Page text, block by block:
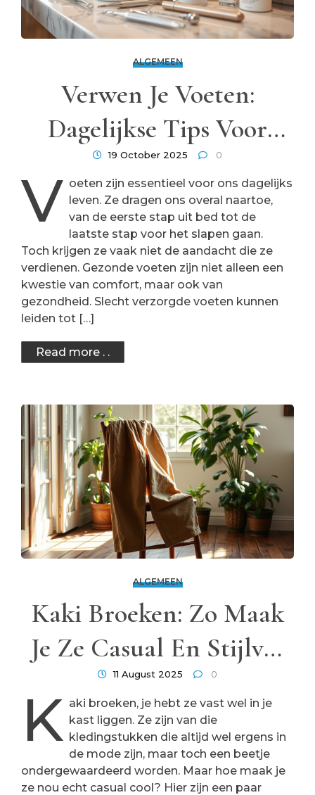
ALGEMEEN
Verwen Je Voeten:
Dagelijkse Tips Voor
Zachte En Gezonde
Voeten
19 October 2025 0
V oeten zijn essentieel voor ons dagelijks
leven. Ze dragen ons overal naartoe,
van de eerste stap uit bed tot de
laatste stap voor het slapen gaan.
Toch krijgen ze vaak niet de aandacht die ze
verdienen. Gezonde voeten zijn niet alleen een
kwestie van comfort, maar ook van
gezondheid. Slecht verzorgde voeten kunnen
leiden tot […]
Read more . .
ALGEMEEN
Kaki Broeken: Zo Maak
Je Ze Casual En Stijlvol
In Elke Situatie
11 August 2025 0
K aki broeken, je hebt ze vast wel in je
kast liggen. Ze zijn van die
kledingstukken die altijd wel ergens in
de mode zijn, maar toch een beetje
ondergewaardeerd worden. Maar hoe maak je
ze nou echt casual cool? Hier zijn een paar